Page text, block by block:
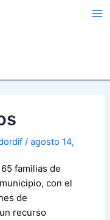
/agosto 14,
familias de
con el
de
recurso